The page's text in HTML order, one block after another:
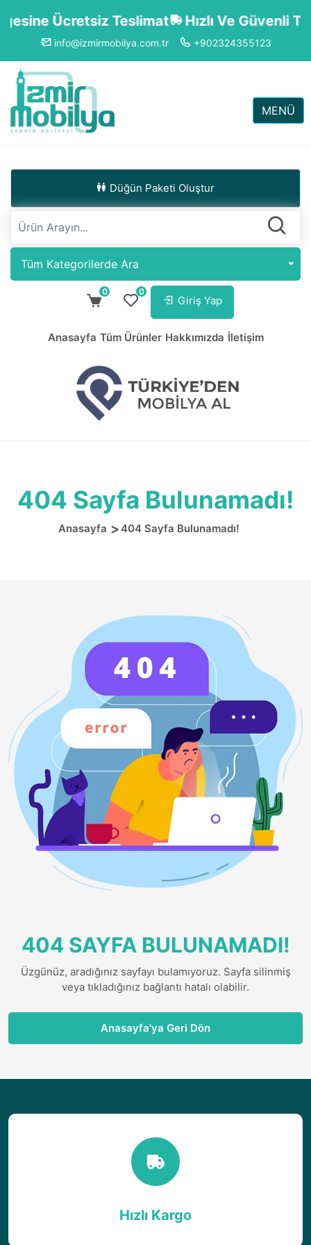
Ücretsiz Teslimat Hızlı Ve Güvenli
info@izmirmobilya.com.tr +902324355123
MENÜ
Düğün Paketi Oluştur
Tüm Kategorilerde Ara
0 0
Giriş Yap
Anasayfa Tüm Ürünler Hakkımızda İletişim
404 Sayfa Bulunamadı!
Anasayfa 404 Sayfa Bulunamadı!
404 SAYFA BULUNAMADI!
Üzgünüz, aradığınız sayfayı bulamıyoruz. Sayfa silinmiş
veya tıkladığınız bağlantı hatalı olabilir.
Anasayfa'ya Geri Dön
Hızlı Kargo